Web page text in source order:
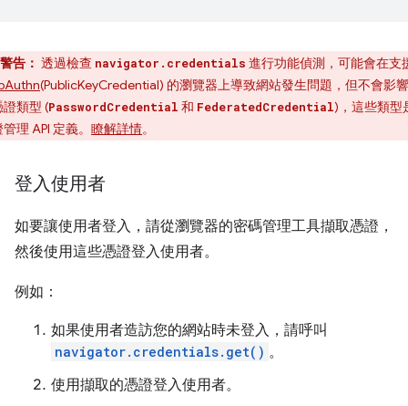
警告： 透過檢查 navigator.credentials 進行功能偵測，可能會在支
(PublicKeyCredential) 的瀏覽器上導致網站發生問題，但不會影
證類型 (PasswordCredential 和 FederatedCredential)，這些類型
理 API 定義。 瞭解詳情。
登入使用者
如要讓使用者登入，請從瀏覽器的密碼管理工具擷取憑證，
然後使用這些憑證登入使用者。
例如：
如果使用者造訪您的網站時未登入，請呼叫
navigator.credentials.get() 。
使用擷取的憑證登入使用者。